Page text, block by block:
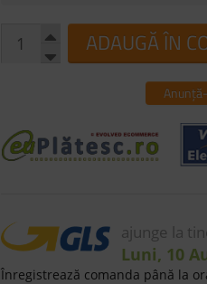
ADAUGĂ ÎN
ajunge la
Luni, 10
Înregistrează comanda până la